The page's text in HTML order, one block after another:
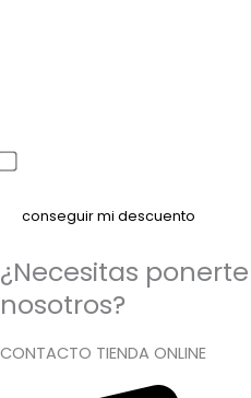
¿Necesitas
nosotros?
CONTACTO TIENDA ONLINE